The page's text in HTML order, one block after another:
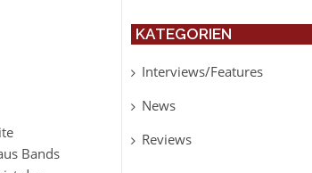
Bands
KATEGORIEN
Interviews/Features
News
Reviews